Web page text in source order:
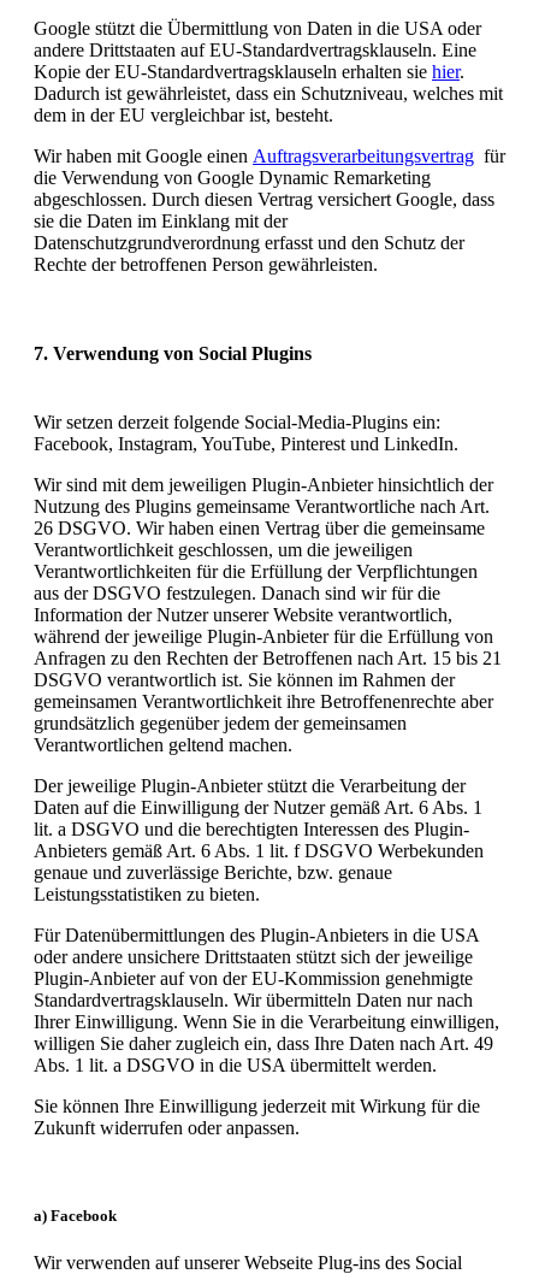
Google stützt die Übermittlung von Daten in die USA oder
andere Drittstaaten auf EU-Standardvertragsklauseln. Eine
Kopie der EU-Standardvertragsklauseln erhalten sie hier.
Dadurch ist gewährleistet, dass ein Schutzniveau, welches mit
dem in der EU vergleichbar ist, besteht.
Wir haben mit Google einen Auftragsverarbeitungsvertrag für
die Verwendung von Google Dynamic Remarketing
abgeschlossen. Durch diesen Vertrag versichert Google, dass
sie die Daten im Einklang mit der
Datenschutzgrundverordnung erfasst und den Schutz der
Rechte der betroffenen Person gewährleisten.
7. Verwendung von Social Plugins
Wir setzen derzeit folgende Social-Media-Plugins ein:
Facebook, Instagram, YouTube, Pinterest und LinkedIn.
Wir sind mit dem jeweiligen Plugin-Anbieter hinsichtlich der
Nutzung des Plugins gemeinsame Verantwortliche nach Art.
26 DSGVO. Wir haben einen Vertrag über die gemeinsame
Verantwortlichkeit geschlossen, um die jeweiligen
Verantwortlichkeiten für die Erfüllung der Verpflichtungen
aus der DSGVO festzulegen. Danach sind wir für die
Information der Nutzer unserer Website verantwortlich,
während der jeweilige Plugin-Anbieter für die Erfüllung von
Anfragen zu den Rechten der Betroffenen nach Art. 15 bis 21
DSGVO verantwortlich ist. Sie können im Rahmen der
gemeinsamen Verantwortlichkeit ihre Betroffenenrechte aber
grundsätzlich gegenüber jedem der gemeinsamen
Verantwortlichen geltend machen.
Der jeweilige Plugin-Anbieter stützt die Verarbeitung der
Daten auf die Einwilligung der Nutzer gemäß Art. 6 Abs. 1
lit. a DSGVO und die berechtigten Interessen des Plugin-
Anbieters gemäß Art. 6 Abs. 1 lit. f DSGVO Werbekunden
genaue und zuverlässige Berichte, bzw. genaue
Leistungsstatistiken zu bieten.
Für Datenübermittlungen des Plugin-Anbieters in die USA
oder andere unsichere Drittstaaten stützt sich der jeweilige
Plugin-Anbieter auf von der EU-Kommission genehmigte
Standardvertragsklauseln. Wir übermitteln Daten nur nach
Ihrer Einwilligung. Wenn Sie in die Verarbeitung einwilligen,
willigen Sie daher zugleich ein, dass Ihre Daten nach Art. 49
Abs. 1 lit. a DSGVO in die USA übermittelt werden.
Sie können Ihre Einwilligung jederzeit mit Wirkung für die
Zukunft widerrufen oder anpassen.
a) Facebook
Wir verwenden auf unserer Webseite Plug-ins des Social